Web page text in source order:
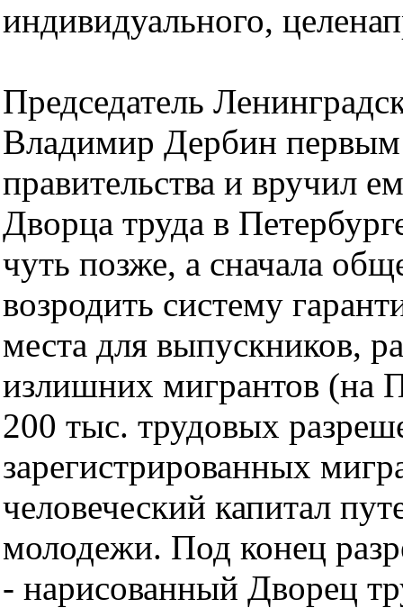
индивидуального,
Председатель
Владимир Дербин первым
правительства и вручил
Дворца труда в
чуть позже, а сначала
возродить систему
места для выпускников,
излишних мигрантов (на
200 тыс. трудовых
зарегистрированных
человеческий капитал
молодежи. Под конец
- нарисованный Дворец